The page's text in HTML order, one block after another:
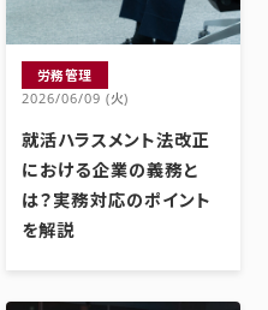
労務管理
2026/06/09 (火)
就活ハラスメント法改正
における企業の義務と
は？実務対応のポイント
を解説